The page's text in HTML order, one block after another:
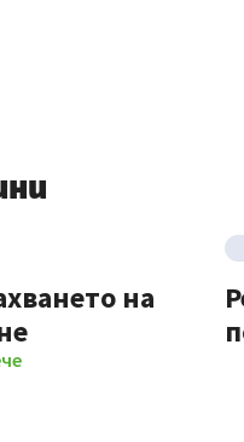
на